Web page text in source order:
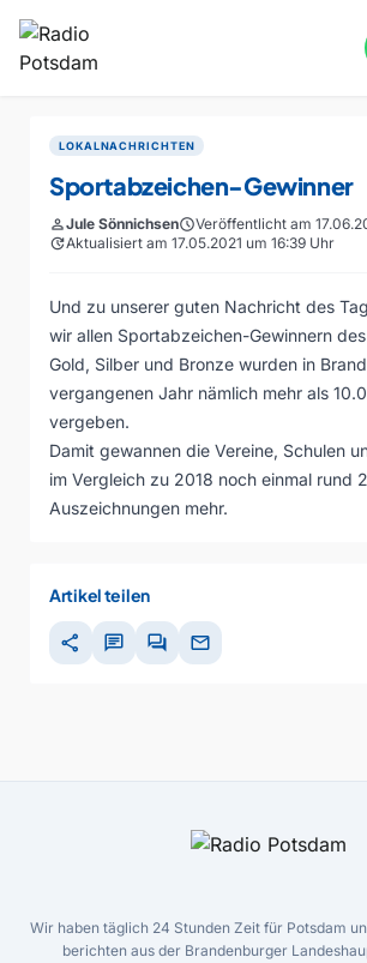
LOKALNACHRICHTEN
Sportabzeichen-Gewinner
personJule SönnichsenscheduleVeröffentlicht am
updateAktualisiert am 17.05.2021 um 16:39 Uhr
Und zu unserer guten Nachricht des
wir allen Sportabzeichen-Gewinnern
Gold, Silber und Bronze wurden in
vergangenen Jahr nämlich mehr als
vergeben.
Damit gewannen die Vereine, Schulen
im Vergleich zu 2018 noch einmal rund
Auszeichnungen mehr.
Artikel teilen
share chat forum mail
Wir haben täglich 24 Stunden Zeit für Potsdam
berichten aus der Brandenburger